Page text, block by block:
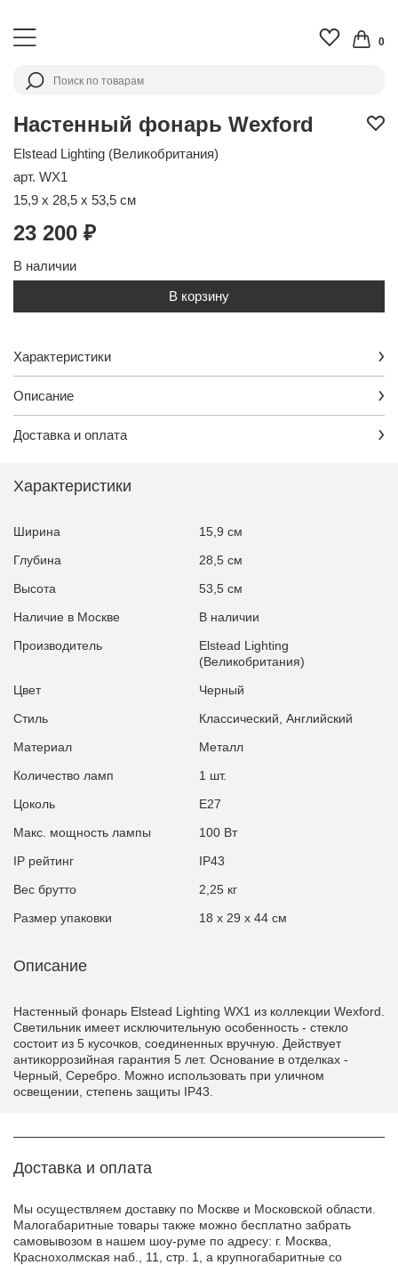
0
Настенный фонарь Wexford
Elstead Lighting (Великобритания)
арт. WX1
15,9 x 28,5 x 53,5 см
23 200 ₽
В наличии
В корзину
Характеристики
Описание
Доставка и оплата
Характеристики
Ширина
15,9 см
Глубина
28,5 см
Высота
53,5 см
Наличие в Москве
В наличии
Производитель
Elstead Lighting
(Великобритания)
Цвет
Черный
Стиль
Классический, Английский
Материал
Металл
Количество ламп
1 шт.
Цоколь
E27
Макс. мощность лампы
100 Вт
IP рейтинг
IP43
Вес брутто
2,25 кг
Размер упаковки
18 x 29 x 44 см
Описание
Настенный фонарь Elstead Lighting WX1 из коллекции Wexford.
Светильник имеет исключительную особенность - стекло
состоит из 5 кусочков, соединенных вручную. Действует
антикоррозийная гарантия 5 лет. Основание в отделках -
Черный, Серебро. Можно использовать при уличном
освещении, степень защиты IP43.
Доставка и оплата
Мы осуществляем доставку по Москве и Московской области.
Малогабаритные товары также можно бесплатно забрать
самовывозом в нашем шоу-руме по адресу: г. Москва,
Краснохолмская наб., 11, стр. 1, а крупногабаритные со